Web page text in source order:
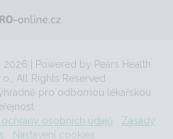
| Powered by Pears Health
All Rights Reserved.
pro odbornou lékařskou
osobních údajů
Zásady
Nastavení cookies